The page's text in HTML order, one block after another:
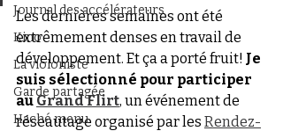
Journal des accélérateurs
Kino
La violoniste
Garde partagée
Haché menu
Les dernières semaines ont été
extrêmement denses en travail de
développement. Et ça a porté fruit! Je
suis sélectionné pour participer
au Grand Flirt, un événement de
réseautage organisé par les Rendez-